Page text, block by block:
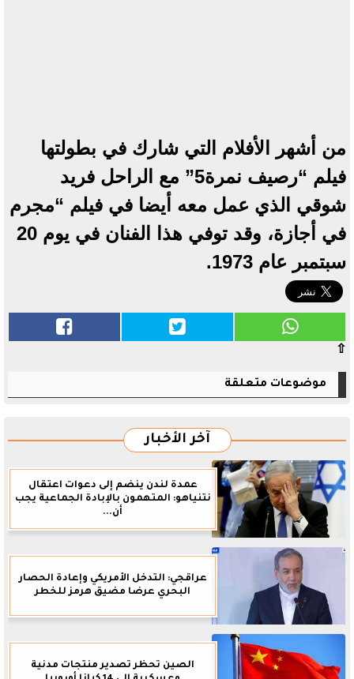
من أشهر الأفلام التي شارك في بطولتها
فيلم “رصيف نمرة5” مع الراحل فريد
شوقي الذي عمل معه أيضا في فيلم “مجرم
في أجازة، وقد توفي هذا الفنان في يوم 20
سبتمبر عام 1973.
⇧
موضوعات متعلقة
آخر الأخبار
عمدة لندن ينضم إلى دعوات اعتقال
نتنياهو: المتهمون بالإبادة الجماعية يجب
أن...
عراقجي: التدخل الأمريكي وإعادة الحصار
البحري عرضا مضيق هرمز للخطر
الصين تحظر تصدير منتجات مدنية